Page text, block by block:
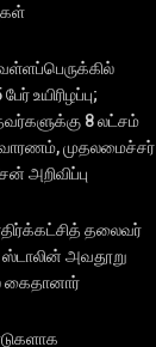
உயிரிழப்பு;
8 லட்சம்
முதலமைச்சர்
அறிவிப்பு
தலைவர்
ஸ்டாலின் அவதூறு
கைதானார்